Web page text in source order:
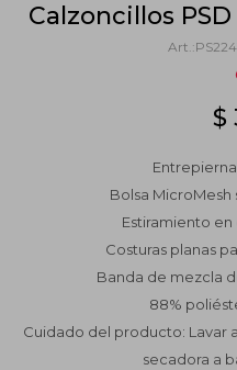
Calzoncillos
$
Bolsa MicroMesh
Estiramiento
Costuras planas
Banda de mezcla
88%
Cuidado del producto: Lavar
secadora a